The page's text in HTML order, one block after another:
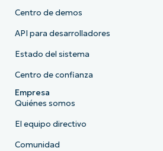
Centro de demos
API para desarrolladores
Estado del sistema
Centro de confianza
Empresa
Quiénes somos
El equipo directivo
Comunidad